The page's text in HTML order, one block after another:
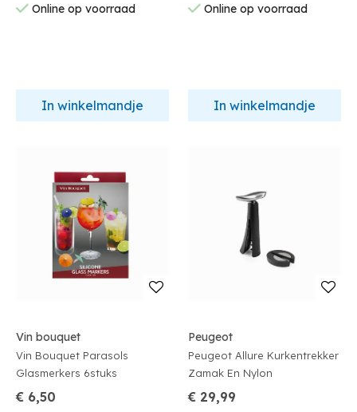
Online op voorraad
In winkelmandje
Online op voorraad
In winkelmandje
Vin bouquet
Vin Bouquet Parasols
Glasmerkers 6stuks
€ 6,50
Peugeot
Peugeot Allure Kurkentrekker
Zamak En Nylon
€ 29,99